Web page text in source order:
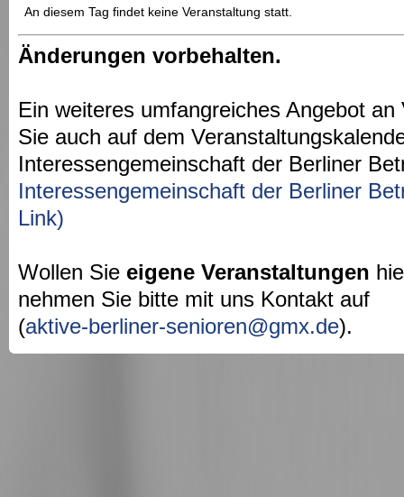
An diesem Tag findet keine Veranstaltung statt.
Änderungen vorbehalten.
Ein weiteres umfangreiches Angebot
Sie auch auf dem
Interessengemeinschaft der Berliner
Interessengemeinschaft der Berliner
Link)
Wollen Sie eigene Veranstaltungen
nehmen Sie bitte mit uns Kontakt auf
(aktive-berliner-senioren@gmx.de).